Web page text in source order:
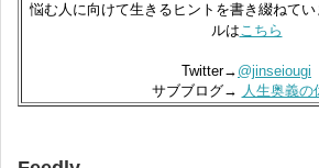
悩む人に向けて生きるヒントを書き綴ねて
ルはこちら
Twitter→ @jinseiougi
サブブログ→ 人生奥義の